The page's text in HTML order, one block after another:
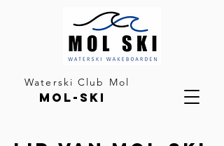
MOL-SKI
Waterski Club Mol